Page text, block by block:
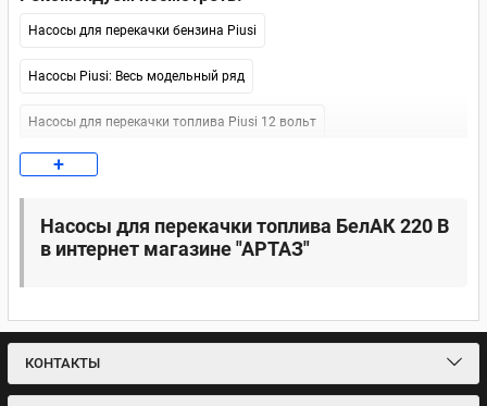
Насосы для перекачки бензина Piusi
Насосы Piusi: Весь модельный ряд
Насосы для перекачки топлива Piusi 12 вольт
Насосы для перекачки топлива Piusi 24 v
Насосы для перекачки топлива Piusi
(БелАК)
Насосы для перекачки топлива БелАвтКомплект (БелАК)
+
Насосы для перекачки топлива БелАК 220 В
в интернет магазине "АРТАЗ"
КОНТАКТЫ